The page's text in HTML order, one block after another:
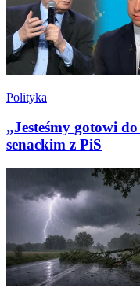
Polityka
„Jesteśmy gotowi
senackim z PiS